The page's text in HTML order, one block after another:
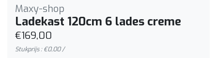
Maxy-shop
Ladekast 120cm 6 lades creme
€169,00
Stukprijs : €0,00 /